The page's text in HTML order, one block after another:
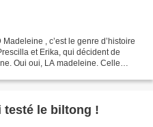
, c’est le genre d’histoire
et Erika, qui décident de
Oui oui, LA madeleine. Celle
testé le biltong !